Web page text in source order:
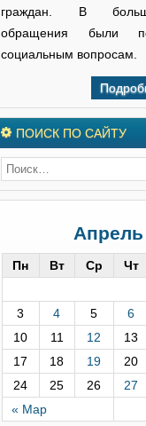
граждан. В
обращения были
социальным вопросам.
ПОИСК ПО САЙТУ
Апрель
Пн Вт Ср Чт
« Мар
3
4 5 6
10
11 12 13
17
18 19 20
24
25 26 27